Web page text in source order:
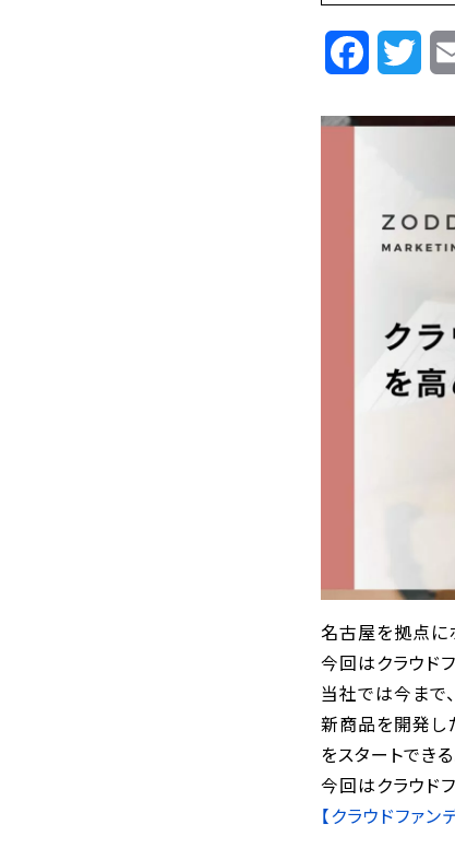
名古屋を拠点に
今回はクラウド
当社では今まで
新商品を開発し
をスタートでき
今回はクラウド
【クラウドファ